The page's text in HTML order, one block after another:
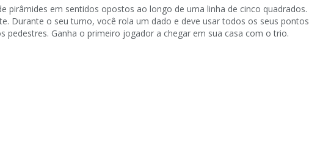
em sentidos opostos ao longo de uma linha de cinco quadrados.
Durante o seu turno, você rola um dado e deve usar todos os seus pontos
Ganha o primeiro jogador a chegar em sua casa com o trio.